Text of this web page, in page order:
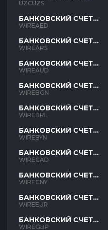
UZCUZS
БАНКОВСКИЙ СЧЕТ
AED
WIREAED
БАНКОВСКИЙ СЧЕТ
ARS
WIREARS
БАНКОВСКИЙ СЧЕТ
AUD
WIREAUD
БАНКОВСКИЙ СЧЕТ
BGN
WIREBGN
БАНКОВСКИЙ СЧЕТ
BRL
WIREBRL
БАНКОВСКИЙ СЧЕТ
BYN
WIREBYN
БАНКОВСКИЙ СЧЕТ
CAD
WIRECAD
БАНКОВСКИЙ СЧЕТ
CNY
WIRECNY
БАНКОВСКИЙ СЧЕТ
EUR
WIREEUR
БАНКОВСКИЙ СЧЕТ
GBP
WIREGBP